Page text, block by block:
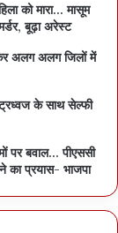
को मारा… मासूम
बूढ़ा अरेस्ट
अलग अलग जिलों में
के साथ सेल्फी
पर बवाल… पीएससी
का प्रयास- भाजपा